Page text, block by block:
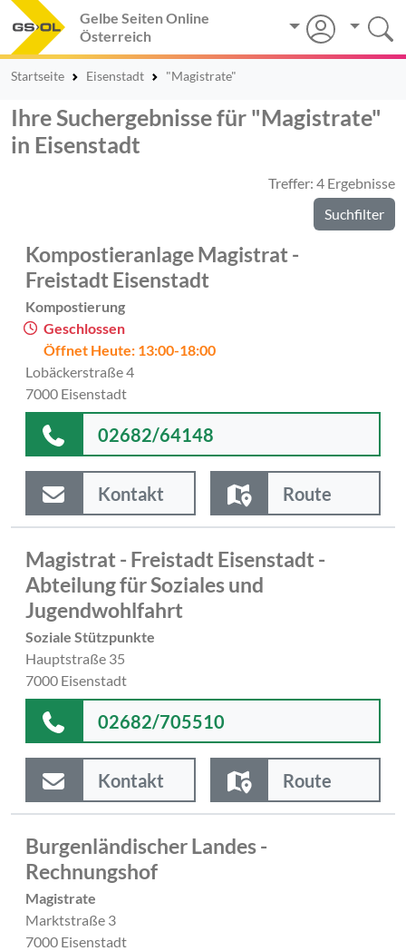
Gelbe Seiten Online
Österreich
Startseite Eisenstadt "Magistrate"
Ihre Suchergebnisse für "Magistrate"
in Eisenstadt
Treffer: 4 Ergebnisse
Suchfilter
Kompostieranlage Magistrat -
Freistadt Eisenstadt
Kompostierung
Geschlossen
Öffnet Heute: 13:00-18:00
Lobäckerstraße 4
7000 Eisenstadt
02682/64148
Kontakt Route
Magistrat - Freistadt Eisenstadt -
Abteilung für Soziales und
Jugendwohlfahrt
Soziale Stützpunkte
Hauptstraße 35
7000 Eisenstadt
02682/705510
Kontakt Route
Burgenländischer Landes -
Rechnungshof
Magistrate
Marktstraße 3
7000 Eisenstadt